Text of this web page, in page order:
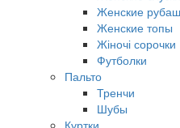
Женские
Женские топы
Жіночі сорочки
Футболки
Пальто
Тренчи
Шубы